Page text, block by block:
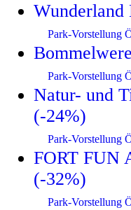
Park-Vorstellung
Park-Vorstellung
Natur- und
(-24%)
Park-Vorstellung
FORT FUN
(-32%)
Park-Vorstellung